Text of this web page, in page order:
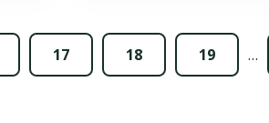
17 18 19 …